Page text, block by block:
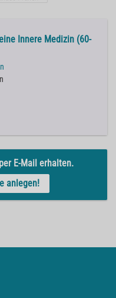
Innere Medizin (60-
E-Mail erhalten.
anlegen!